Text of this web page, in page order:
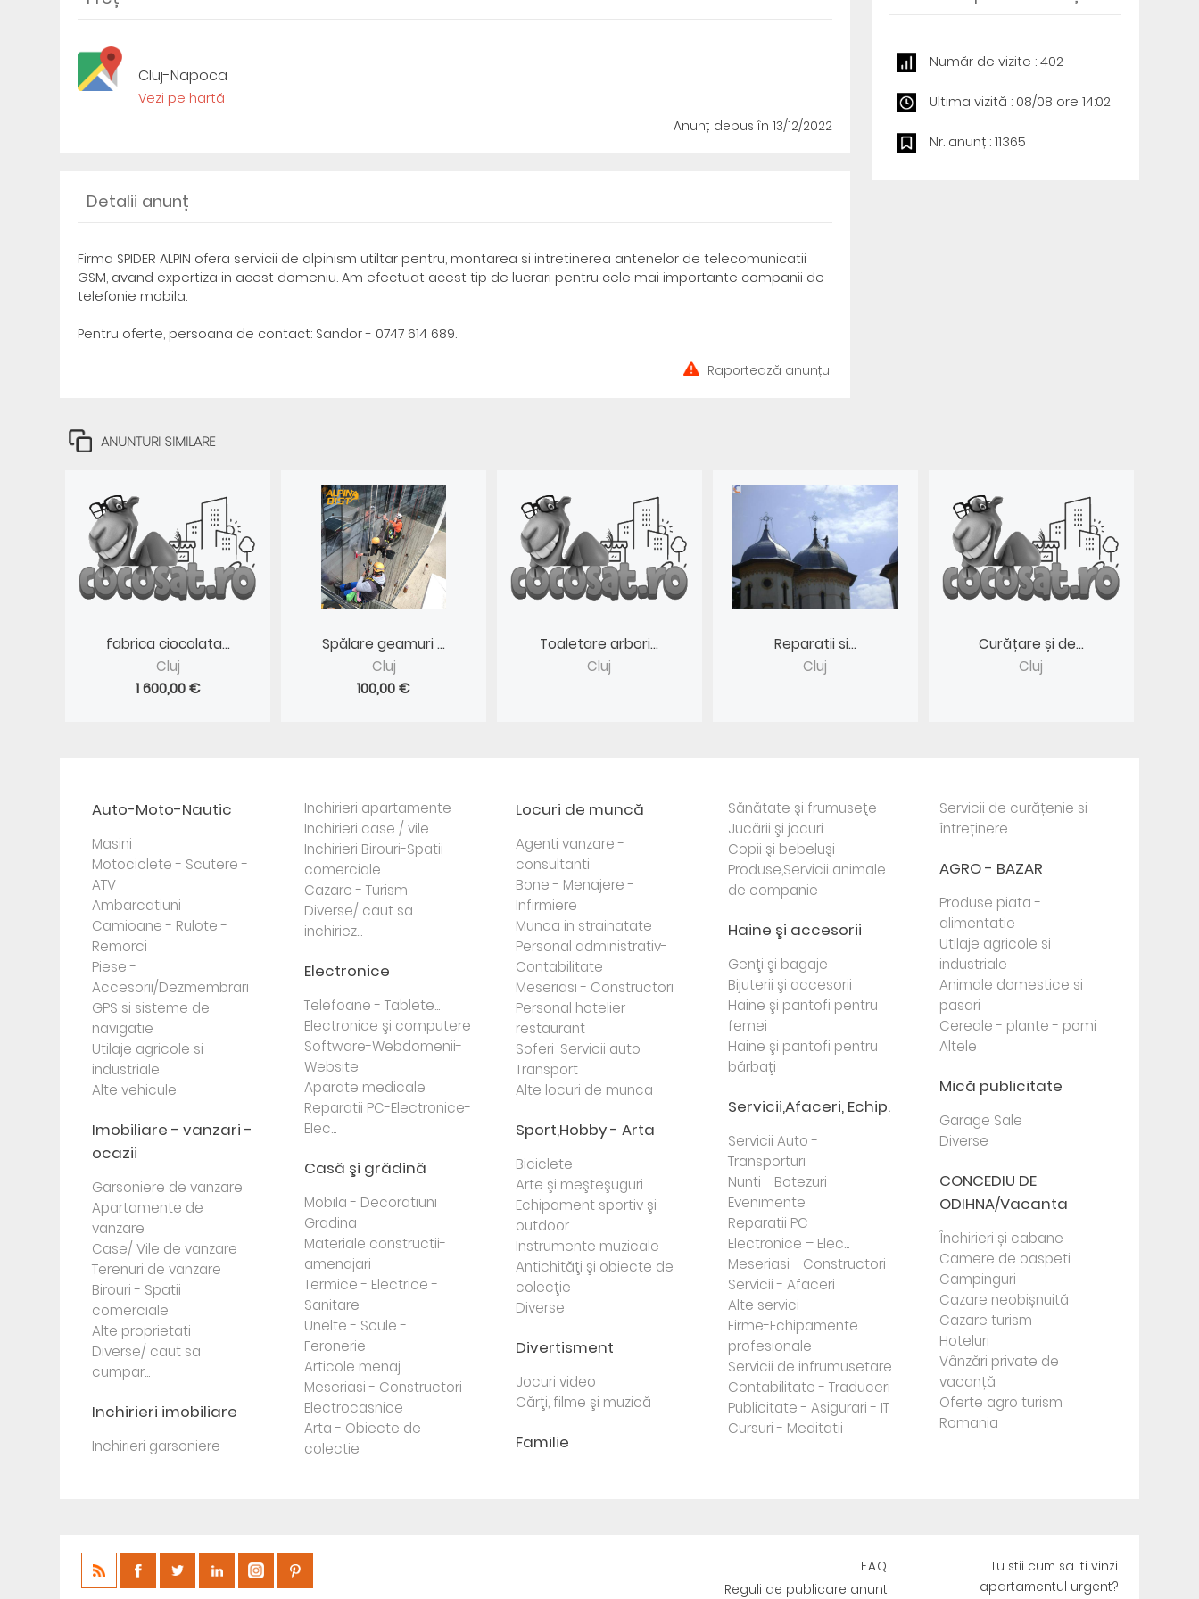
Cluj-Napoca
Vezi pe hartă
Anunț depus în 13/12/2022
Detalii anunț
Firma SPIDER ALPIN ofera servicii de alpinism utiltar pentru, montarea si intretinerea antenelor de telecomunicatii
GSM, avand expertiza in acest domeniu. Am efectuat acest tip de lucrari pentru cele mai importante companii de
telefonie mobila.
Pentru oferte, persoana de contact: Sandor - 0747 614 689.
Raportează anunțul
Număr de vizite : 402
Ultima vizită : 08/08 ore 14:02
Nr. anunț : 11365
ANUNTURI SIMILARE
fabrica ciocolata...
Cluj
1 600,00 €
Spălare geamuri ...
Cluj
100,00 €
Toaletare arbori...
Cluj
Reparatii si...
Cluj
Curățare și de...
Cluj
Auto-Moto-Nautic
Masini
Motociclete - Scutere -
ATV
Ambarcatiuni
Camioane - Rulote -
Remorci
Piese -
Accesorii/Dezmembrari
GPS si sisteme de
navigatie
Utilaje agricole si
industriale
Alte vehicule
Imobiliare - vanzari -
ocazii
Garsoniere de vanzare
Apartamente de
vanzare
Case/ Vile de vanzare
Terenuri de vanzare
Birouri - Spatii
comerciale
Alte proprietati
Diverse/ caut sa
cumpar...
Inchirieri imobiliare
Inchirieri garsoniere
Inchirieri apartamente
Inchirieri case / vile
Inchirieri Birouri-Spatii
comerciale
Cazare - Turism
Diverse/ caut sa
inchiriez...
Electronice
Telefoane - Tablete...
Electronice şi computere
Software-Webdomenii-
Website
Aparate medicale
Reparatii PC-Electronice-
Elec...
Casă şi grădină
Mobila - Decoratiuni
Gradina
Materiale constructii-
amenajari
Termice - Electrice -
Sanitare
Unelte - Scule -
Feronerie
Articole menaj
Meseriasi - Constructori
Electrocasnice
Arta - Obiecte de
colectie
Locuri de muncă
Agenti vanzare -
consultanti
Bone - Menajere -
Infirmiere
Munca in strainatate
Personal administrativ-
Contabilitate
Meseriasi - Constructori
Personal hotelier -
restaurant
Soferi-Servicii auto-
Transport
Alte locuri de munca
Sport,Hobby - Arta
Biciclete
Arte şi meşteşuguri
Echipament sportiv şi
outdoor
Instrumente muzicale
Antichităţi şi obiecte de
colecţie
Diverse
Divertisment
Jocuri video
Cărţi, filme şi muzică
Familie
Sănătate şi frumuseţe
Jucării şi jocuri
Copii şi bebeluşi
Produse,Servicii animale
de companie
Haine şi accesorii
Genţi şi bagaje
Bijuterii şi accesorii
Haine şi pantofi pentru
femei
Haine şi pantofi pentru
bărbaţi
Servicii,Afaceri, Echip.
Servicii Auto -
Transporturi
Nunti - Botezuri -
Evenimente
Reparatii PC –
Electronice – Elec...
Meseriasi - Constructori
Servicii - Afaceri
Alte servici
Firme-Echipamente
profesionale
Servicii de infrumusetare
Contabilitate - Traduceri
Publicitate - Asigurari - IT
Cursuri - Meditatii
Servicii de curățenie si
întreținere
AGRO - BAZAR
Produse piata -
alimentatie
Utilaje agricole si
industriale
Animale domestice si
pasari
Cereale - plante - pomi
Altele
Mică publicitate
Garage Sale
Diverse
CONCEDIU DE
ODIHNA/Vacanta
Închirieri și cabane
Camere de oaspeti
Campinguri
Cazare neobișnuită
Cazare turism
Hoteluri
Vânzări private de
vacanță
Oferte agro turism
Romania
F.A.Q.
Reguli de publicare anunt
Tu stii cum sa iti vinzi
apartamentul urgent?